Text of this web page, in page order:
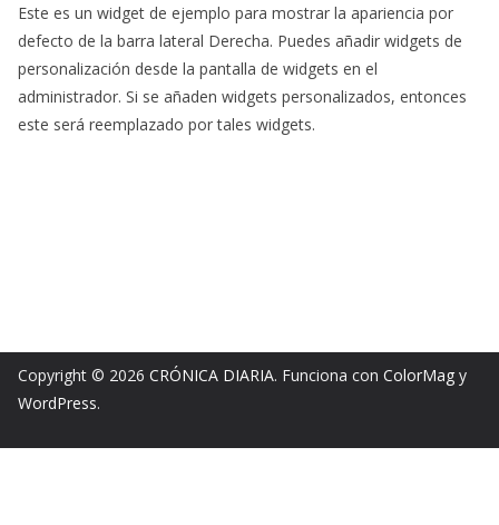
Este es un widget de ejemplo para mostrar la apariencia por
defecto de la barra lateral Derecha. Puedes añadir widgets de
personalización desde la pantalla de widgets en el
administrador. Si se añaden widgets personalizados, entonces
este será reemplazado por tales widgets.
Copyright © 2026 CRÓNICA DIARIA. Funciona con ColorMag y
WordPress.